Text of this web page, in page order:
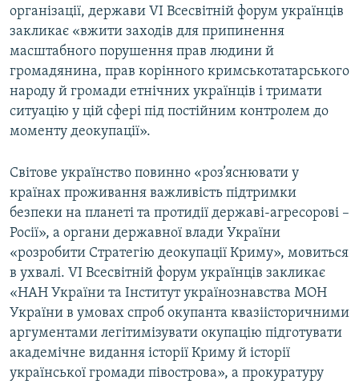
організації, держави VI Всесвітній форум українців
закликає «вжити заходів для припинення
масштабного порушення прав людини й
громадянина, прав корінного кримськотатарського
народу й громади етнічних українців і тримати
ситуацію у цій сфері під постійним контролем до
моменту деокупації».
Світове українство повинно «роз’яснювати у
країнах проживання важливість підтримки
безпеки на планеті та протидії державі-агресорові –
Росії», а органи державної влади України
«розробити Стратегію деокупації Криму», мовиться
в ухвалі. VI Всесвітній форум українців закликає
«НАН України та Інститут українознавства МОН
України в умовах спроб окупанта квазіісторичними
аргументами легітимізувати окупацію підготувати
академічне видання історії Криму й історії
української громади півострова», а прокуратуру